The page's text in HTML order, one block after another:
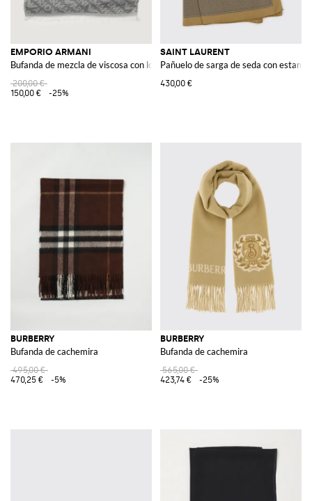
EMPORIO ARMANI
Bufanda de mezcla de viscosa con logo jacquard
200,00 €
150,00 €
-25%
SAINT LAURENT
Pañuelo de sarga de seda con
430,00 €
BURBERRY
Bufanda de cachemira
495,00 €
470,25 €
-5%
BURBERRY
Bufanda de cachemira
565,00 €
423,74 €
-25%